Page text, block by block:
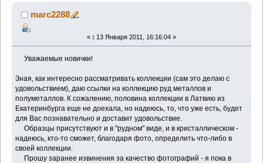
marc2288
« : 13 Января 2011, 16:16:04 »
Уважаемые новички!
Зная, как интересно рассматривать коллекции (сам это делаю с
удовольствием), даю ссылки на коллекцию руд металлов и
полуметаллов. К сожалению, половина коллекции в Латвию из
Екатеринбурга еще не доехала, но надеюсь, то, что уже есть, будет
для Вас познавательно и доставит удовольствие.
Образцы присутствуют и в "рудном" виде, и в кристаллическом -
надеюсь, кто-то сможет, благодаря фото, определить что-либо в
своей коллекции.
Прошу заранее извинения за качество фотографий - я пока в